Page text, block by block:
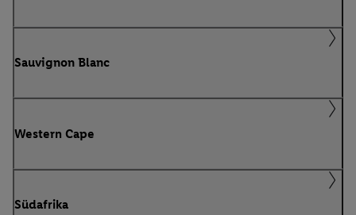
Sauvignon Blanc
Western Cape
Südafrika